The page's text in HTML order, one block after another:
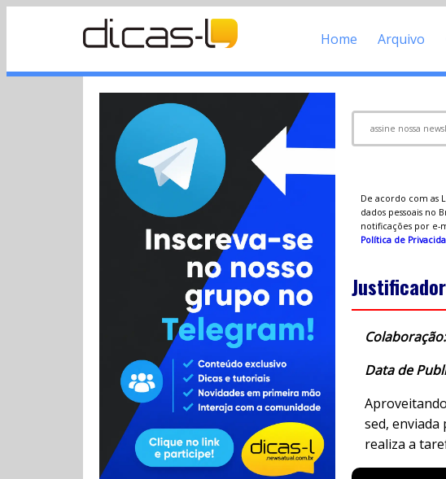
Home Arquivo
De acordo com as
dados pessoais no
notificações por e-
Política de
Data de
sed,
realiza a